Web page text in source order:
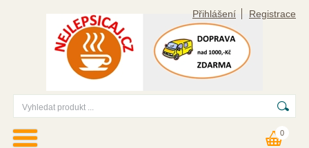
Přihlášení Registrace
0